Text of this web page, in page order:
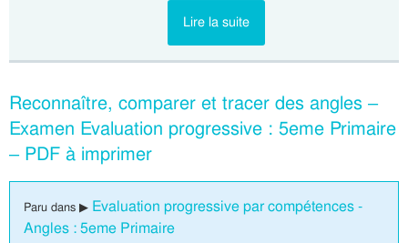
Lire la suite
Reconnaître, comparer et tracer des angles –
Examen Evaluation progressive : 5eme Primaire
– PDF à imprimer
Paru dans ▶ Evaluation progressive par compétences -
Angles : 5eme Primaire